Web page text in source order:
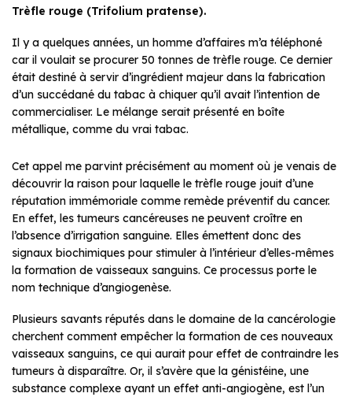
Trèfle rouge (Trifolium pratense).
Il y a quelques années, un homme d’affaires m’a téléphoné
car il voulait se procurer 50 tonnes de trèfle rouge. Ce dernier
était destiné à servir d’ingrédient majeur dans la fabrication
d’un succédané du tabac à chiquer qu’il avait l’intention de
commercialiser. Le mélange serait présenté en boîte
métallique, comme du vrai tabac.
Cet appel me parvint précisément au moment où je venais de
découvrir la raison pour laquelle le trèfle rouge jouit d’une
réputation immémoriale comme remède préventif du cancer.
En effet, les tumeurs cancéreuses ne peuvent croître en
l’absence d’irrigation sanguine. Elles émettent donc des
signaux biochimiques pour stimuler à l’intérieur d’elles-mêmes
la formation de vaisseaux sanguins. Ce processus porte le
nom technique d’angiogenèse.
Plusieurs savants réputés dans le domaine de la cancérologie
cherchent comment empêcher la formation de ces nouveaux
vaisseaux sanguins, ce qui aurait pour effet de contraindre les
tumeurs à disparaître. Or, il s’avère que la génistéine, une
substance complexe ayant un effet anti-angiogène, est l’un